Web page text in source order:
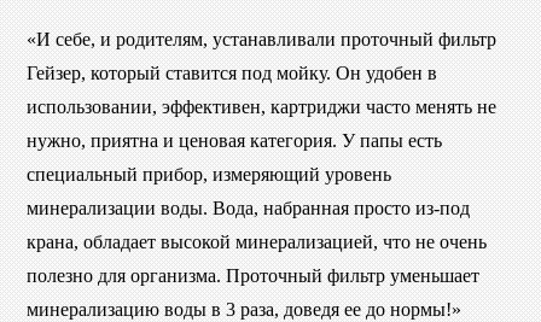
«И себе, и родителям, устанавливали проточный фильтр
Гейзер, который ставится под мойку. Он удобен в
использовании, эффективен, картриджи часто менять не
нужно, приятна и ценовая категория. У папы есть
специальный прибор, измеряющий уровень
минерализации воды. Вода, набранная просто из-под
крана, обладает высокой минерализацией, что не очень
полезно для организма. Проточный фильтр уменьшает
минерализацию воды в 3 раза, доведя ее до нормы!»